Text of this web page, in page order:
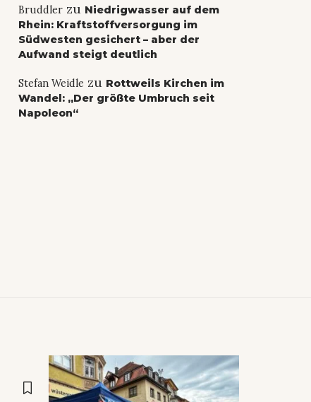
Bruddlerzu Niedrigwasser auf dem
Rhein: Kraftstoffversorgung im
Südwesten gesichert – aber der
Aufwand steigt deutlich
Stefan Weidle zu Rottweils Kirchen im
Wandel: „Der größte Umbruch seit
Napoleon“